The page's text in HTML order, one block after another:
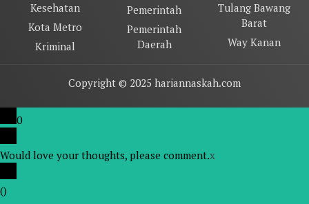
Kesehatan
Kota Metro
Kriminal
Pemerintah
Pemerintah
Daerah
Tulang Bawang
Barat
Way Kanan
Copyright © 2025 hariannaskah.com
0
Would love your thoughts, please comment.x
()